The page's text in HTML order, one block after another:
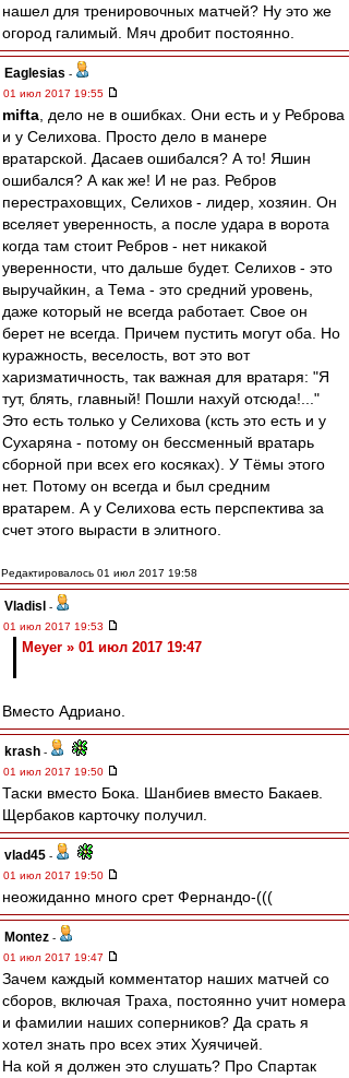
нашел для тренировочных матчей? Ну это же
огород галимый. Мяч дробит постоянно.
Eaglesias -
01 июл 2017 19:55
mifta , дело не в ошибках. Они есть и у Реброва
и у Селихова. Просто дело в манере
вратарской. Дасаев ошибался? А то! Яшин
ошибался? А как же! И не раз. Ребров
перестраховщих, Селихов - лидер, хозяин. Он
вселяет уверенность, а после удара в ворота
когда там стоит Ребров - нет никакой
уверенности, что дальше будет. Селихов - это
выручайкин, а Тема - это средний уровень,
даже который не всегда работает. Свое он
берет не всегда. Причем пустить могут оба. Но
куражность, веселость, вот это вот
харизматичность, так важная для вратаря: "Я
тут, блять, главный! Пошли нахуй отсюда!..."
Это есть только у Селихова (ксть это есть и у
Сухаряна - потому он бессменный вратарь
сборной при всех его косяках). У Тёмы этого
нет. Потому он всегда и был средним
вратарем. А у Селихова есть перспектива за
счет этого вырасти в элитного.
Редактировалось 01 июл 2017 19:58
Vladisl
-
01 июл 2017 19:53
Meyer » 01 июл 2017 19:47
Вместо Адриано.
krash -
01 июл 2017 19:50
Таски вместо Бока. Шанбиев вместо Бакаев.
Щербаков карточку получил.
vlad45 -
01 июл 2017 19:50
неожиданно много срет Фернандо-(((
Montez -
01 июл 2017 19:47
Зачем каждый комментатор наших матчей со
сборов, включая Траха, постоянно учит номера
и фамилии наших соперников? Да срать я
хотел знать про всех этих Хуячичей.
На кой я должен это слушать? Про Спартак